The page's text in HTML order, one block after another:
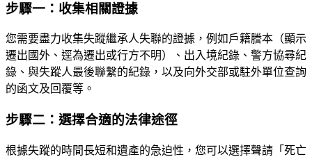
步驟一：收集相關證據
您需要盡力收集失蹤繼承人失聯的證據，例如戶籍謄本（顯示
遷出國外、逕為遷出或行方不明）、出入境紀錄、警方協尋紀
錄、與失蹤人最後聯繫的紀錄，以及向外交部或駐外單位查詢
的函文及回覆等。
步驟二：選擇合適的法律途徑
根據失蹤的時間長短和遺產的急迫性，您可以選擇聲請「死亡